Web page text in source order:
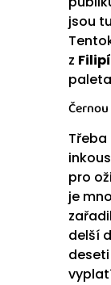
jsou
z
pro
je
delší